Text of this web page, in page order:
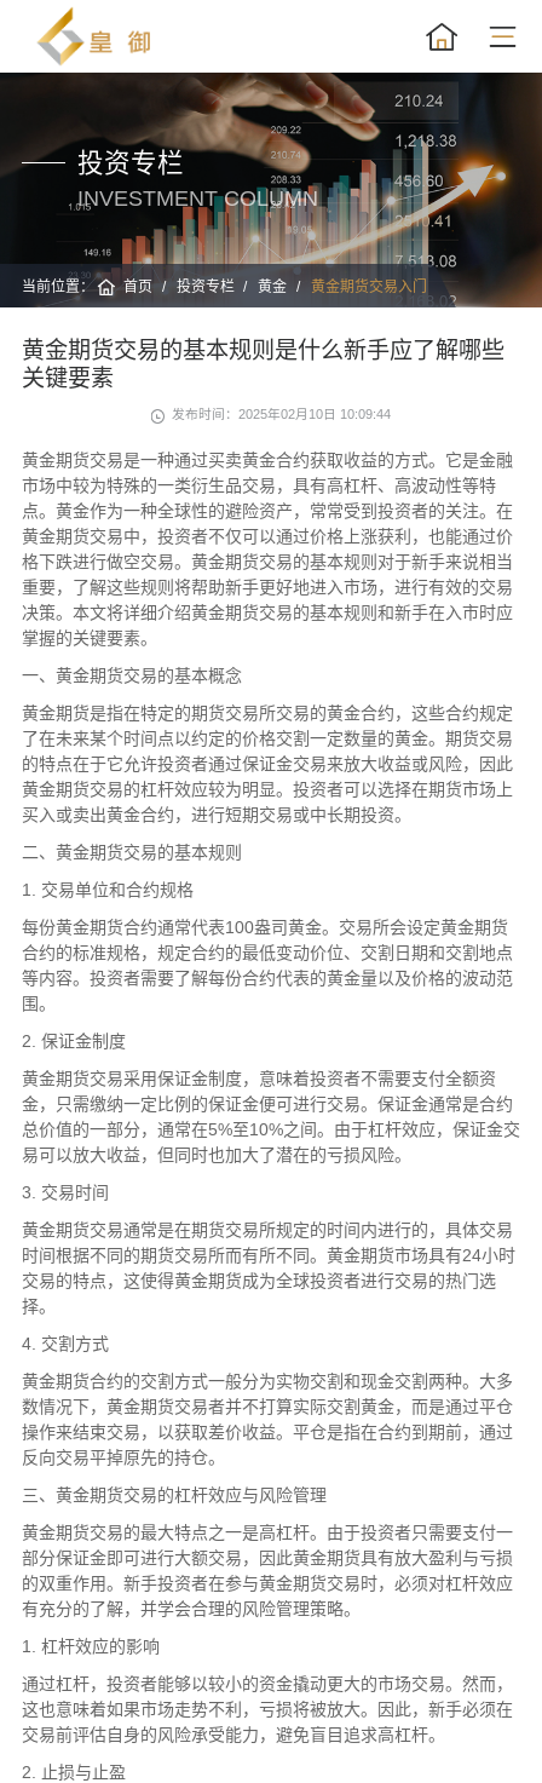
投资专栏
INVESTMENT COLUMN
当前位置： 首页 投资专栏 黄金 黄金期货交易入门
黄金期货交易的基本规则是什么新手应了解哪些
关键要素
发布时间：2025年02月10日 10:09:44
黄金期货交易是一种通过买卖黄金合约获取收益的方式。它是金融
市场中较为特殊的一类衍生品交易，具有高杠杆、高波动性等特
点。黄金作为一种全球性的避险资产，常常受到投资者的关注。在
黄金期货交易中，投资者不仅可以通过价格上涨获利，也能通过价
格下跌进行做空交易。黄金期货交易的基本规则对于新手来说相当
重要，了解这些规则将帮助新手更好地进入市场，进行有效的交易
决策。本文将详细介绍黄金期货交易的基本规则和新手在入市时应
掌握的关键要素。
一、黄金期货交易的基本概念
黄金期货是指在特定的期货交易所交易的黄金合约，这些合约规定
了在未来某个时间点以约定的价格交割一定数量的黄金。期货交易
的特点在于它允许投资者通过保证金交易来放大收益或风险，因此
黄金期货交易的杠杆效应较为明显。投资者可以选择在期货市场上
买入或卖出黄金合约，进行短期交易或中长期投资。
二、黄金期货交易的基本规则
1. 交易单位和合约规格
每份黄金期货合约通常代表100盎司黄金。交易所会设定黄金期货
合约的标准规格，规定合约的最低变动价位、交割日期和交割地点
等内容。投资者需要了解每份合约代表的黄金量以及价格的波动范
围。
2. 保证金制度
黄金期货交易采用保证金制度，意味着投资者不需要支付全额资
金，只需缴纳一定比例的保证金便可进行交易。保证金通常是合约
总价值的一部分，通常在5%至10%之间。由于杠杆效应，保证金交
易可以放大收益，但同时也加大了潜在的亏损风险。
3. 交易时间
黄金期货交易通常是在期货交易所规定的时间内进行的，具体交易
时间根据不同的期货交易所而有所不同。黄金期货市场具有24小时
交易的特点，这使得黄金期货成为全球投资者进行交易的热门选
择。
4. 交割方式
黄金期货合约的交割方式一般分为实物交割和现金交割两种。大多
数情况下，黄金期货交易者并不打算实际交割黄金，而是通过平仓
操作来结束交易，以获取差价收益。平仓是指在合约到期前，通过
反向交易平掉原先的持仓。
三、黄金期货交易的杠杆效应与风险管理
黄金期货交易的最大特点之一是高杠杆。由于投资者只需要支付一
部分保证金即可进行大额交易，因此黄金期货具有放大盈利与亏损
的双重作用。新手投资者在参与黄金期货交易时，必须对杠杆效应
有充分的了解，并学会合理的风险管理策略。
1. 杠杆效应的影响
通过杠杆，投资者能够以较小的资金撬动更大的市场交易。然而，
这也意味着如果市场走势不利，亏损将被放大。因此，新手必须在
交易前评估自身的风险承受能力，避免盲目追求高杠杆。
2. 止损与止盈